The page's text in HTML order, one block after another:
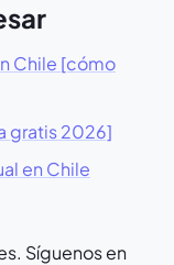
Chile [cómo
gratis 2026]
en Chile
Síguenos en